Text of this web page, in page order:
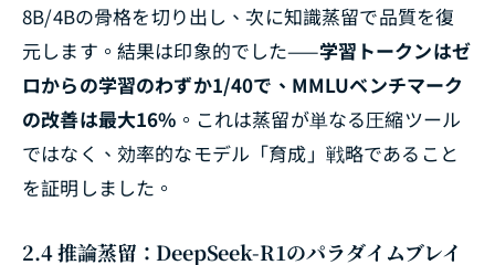
8B/4Bの骨格を切り出し、次に知識蒸留で品質を復
元します。結果は印象的でした——学習トークンはゼ
ロからの学習のわずか1/40で、MMLUベンチマーク
の改善は最大16% 。これは蒸留が単なる圧縮ツール
ではなく、効率的なモデル「育成」戦略であること
を証明しました。
2.4 推論蒸留：DeepSeek-R1のパラダイムブレイ